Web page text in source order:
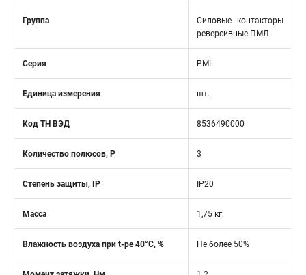
Группа
Силовые контакторы
реверсивные ПМЛ
Серия PML
Единица измерения шт.
Код ТН ВЭД 8536490000
Количество полюсов, Р 3
Степень защиты, IP IP20
Масса 1,75 кг.
Влажность воздуха при t-ре 40°C, % Не более 50%